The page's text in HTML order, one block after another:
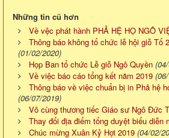
Những tin cũ hơn
Về vệc phát hành PHẢ HỆ HỌ NGÔ
Thông báo không tổ chức lễ hội giỗ Tổ
(01/02/2020)
Họp Ban tổ chức Lễ giỗ Ngô Quyền
Về việc báo cáo tổng kết năm 2019
Thông báo về việc chuẩn bị in Phả hệ
(06/07/2019)
Vô cùng thương tiếc Giáo sư Ngô Đức
Thay đổi địa điểm tổng duyệt biểu diễn
Chúc mừng Xuân Kỷ Hợi 2019 (04/02/